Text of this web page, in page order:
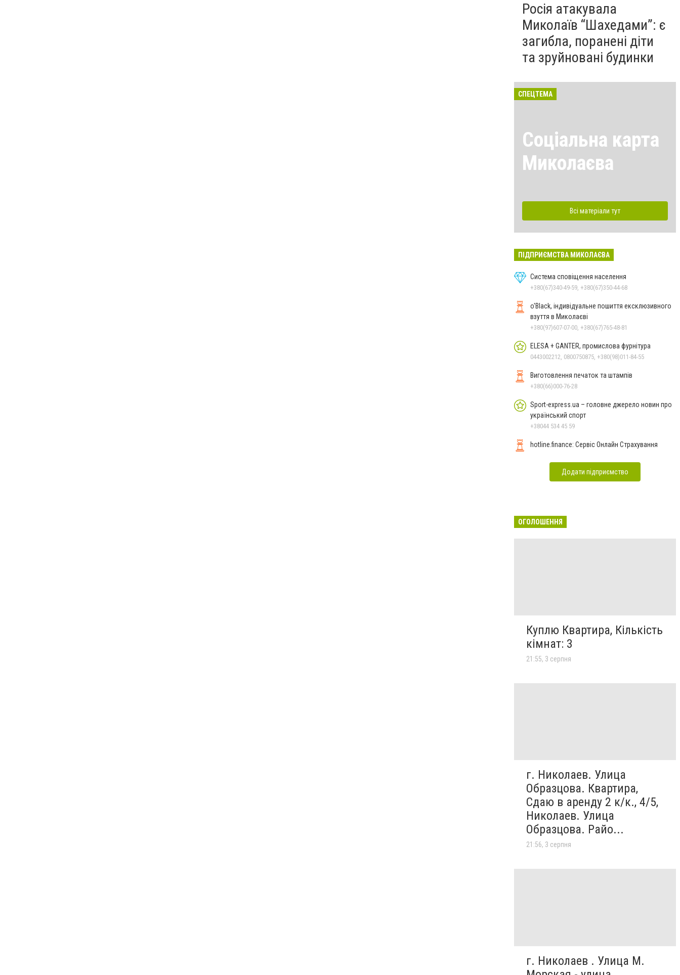
Росія атакувала
Миколаїв “Шахедами”: є
загибла, поранені діти
та зруйновані будинки
СПЕЦТЕМА
Соціальна карта
Миколаєва
Всі матеріали тут
ПІДПРИЄМСТВА МИКОЛАЄВА
Система сповіщення населення
+380(67)340-49-59, +380(67)350-44-68
o'Black, індивідуальне пошиття ексклюзивного
взуття в Миколаєві
+380(97)607-07-00, +380(67)765-48-81
ELESA + GANTER, промислова фурнітура
0443002212, 0800750875, +380(98)011-84-55
Виготовлення печаток та штампів
+380(66)000-76-28
Sport-express.ua – головне джерело новин про
український спорт
+38044 534 45 59
hotline.finance: Сервіс Онлайн Страхування
Додати підприємство
ОГОЛОШЕННЯ
Куплю Квартира, Кількість
кімнат: 3
21:55, 3 серпня
г. Николаев. Улица
Образцова. Квартира,
Сдаю в аренду 2 к/к., 4/5,
Николаев. Улица
Образцова. Райо...
21:56, 3 серпня
г. Николаев . Улица М.